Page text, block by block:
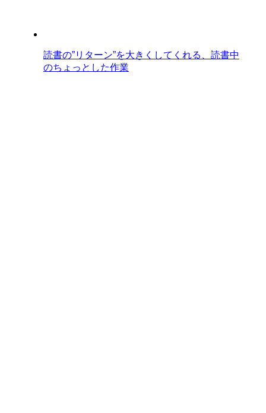
読書の”リターン”を大きくしてくれる、読書中
のちょっとした作業